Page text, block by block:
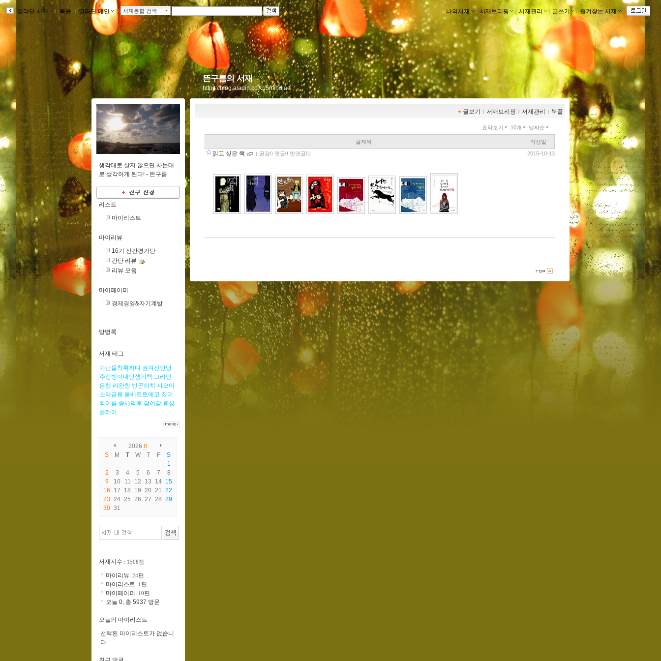
알라딘 서재 ｌ 북플ｌ알라딘 메인 ｌ 서재통합 검색 나의서재 ｌ 서재브리핑 ｌ서재관리 ｌ 글쓰기 ｌ즐겨찾는 서재 ｌ
뜬구름의 서재
https://blog.aladin.co.kr/5mindlae
글보기 ｌ 서재브리핑 ｌ 서재관리 ｌ 북플
요약보기 10개 날짜순
글제목 작성일
읽고 싶은 책 ( 공감0 댓글0 먼댓글0) 2015-10-13
생각대로 살지 않으면 사는대
로 생각하게 된다! - 뜬구름
리스트
마이리스트
마이리뷰
16기 신간평가단
간단 리뷰
리뷰 모음
마이페이퍼
경제경영&자기계발
방명록
서재 태그
가난을착취하다 권여선안녕
주정뱅이내인생의책 그라민
은행 리완창 빈곤퇴치 샤오미
소액금융 움베르토에코 장미
의이름 중세덕후 참여감 휴싱
클레어
2026 8
S
M T W T F
S
1
2
3 4 5 6 7
8
9
10 11 12 13 14 15
16
17 18 19 20 21 22
23 24 25 26 27 28 29
30 31
서재지수 : 1508점
마이리뷰: 24편
마이리스트: 1 편
마이페이퍼: 10편
오늘 0, 총 5937 방문
오늘의 마이리스트
선택된 마이리스트가 없습니
다.